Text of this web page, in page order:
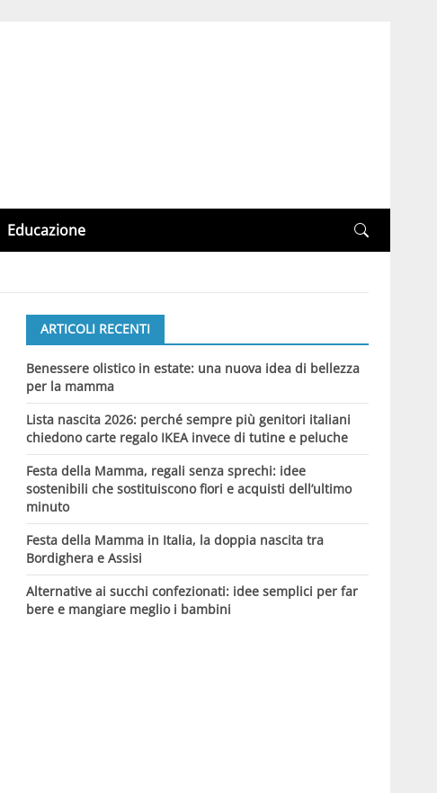
Educazione
ARTICOLI RECENTI
Benessere olistico in estate: una nuova idea di bellezza
per la mamma
Lista nascita 2026: perché sempre più genitori italiani
chiedono carte regalo IKEA invece di tutine e peluche
Festa della Mamma, regali senza sprechi: idee
sostenibili che sostituiscono fiori e acquisti dell’ultimo
minuto
Festa della Mamma in Italia, la doppia nascita tra
Bordighera e Assisi
Alternative ai succhi confezionati: idee semplici per far
bere e mangiare meglio i bambini